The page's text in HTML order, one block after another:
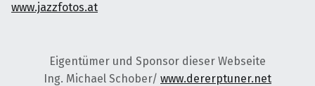
www.jazzfotos.at
Eigentümer und Sponsor dieser Webseite
Ing. Michael Schober/ www.dererptuner.net